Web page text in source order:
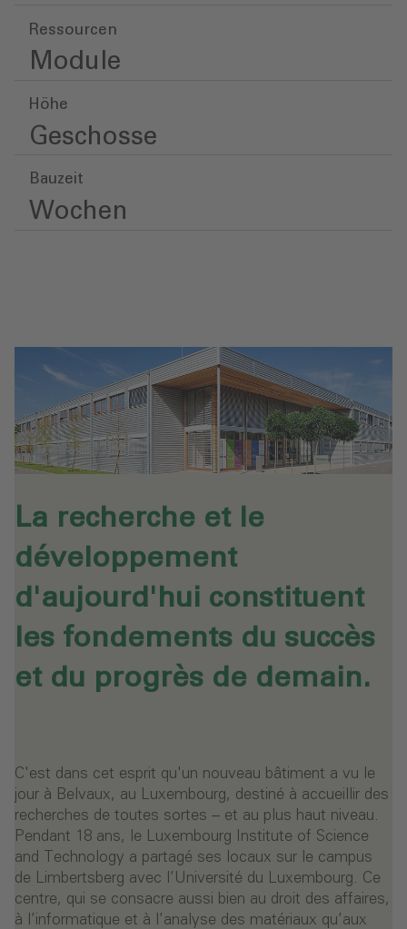
Ressourcen
Module
Höhe
Geschosse
Bauzeit
Wochen
La recherche et le
développement
d'aujourd'hui constituent
les fondements du succès
et du progrès de demain.
C'est dans cet esprit qu'un nouveau bâtiment a vu le
jour à Belvaux, au Luxembourg, destiné à accueillir des
recherches de toutes sortes – et au plus haut niveau.
Pendant 18 ans, le Luxembourg Institute of Science
and Technology a partagé ses locaux sur le campus
de Limbertsberg avec l’Université du Luxembourg. Ce
centre, qui se consacre aussi bien au droit des affaires,
à l’informatique et à l’analyse des matériaux qu’aux